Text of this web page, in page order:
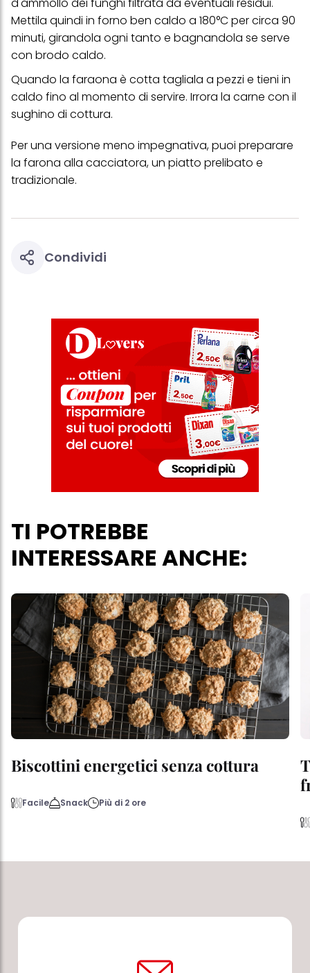
Mettila quindi in forno ben caldo a 180°C per circa 90
minuti, girandola ogni tanto e bagnandola se serve
con brodo caldo.
Quando la faraona è cotta tagliala a pezzi e tieni in
caldo fino al momento di servire. Irrora la carne con il
sughino di cottura.
Per una versione meno impegnativa, puoi preparare
la farona alla cacciatora, un piatto prelibato e
tradizionale.
Condividi
TI POTREBBE
INTERESSARE ANCHE:
Biscottini energetici senza cottura
Facile Snack Più di 2 ore
verranno utilizzati solo i cookie tecnicamente necessari per fornirti
questo sito web.